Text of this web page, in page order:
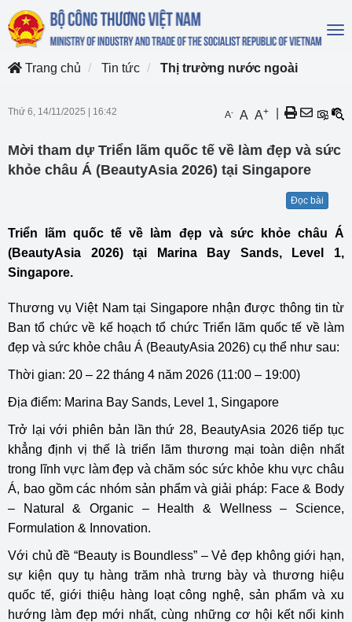
Trang chủ
Tin tức Thị trường nước ngoài
Thứ 6, 14/11/2025 16:42 A- A A+
Mời tham dự Triển lãm quốc tế về làm đẹp và sức
khỏe châu Á (BeautyAsia 2026) tại Singapore
Đọc bài
Triển lãm quốc tế về làm đẹp và sức khỏe châu Á
(BeautyAsia 2026) tại Marina Bay Sands, Level 1,
Singapore.
Thương vụ Việt Nam tại Singapore nhận được thông tin từ
Ban tổ chức về kế hoạch tổ chức Triển lãm quốc tế về làm
đẹp và sức khỏe châu Á (BeautyAsia 2026) cụ thể như sau:
Thời gian: 20 – 22 tháng 4 năm 2026 (11:00 – 19:00)
Địa điểm: Marina Bay Sands, Level 1, Singapore
Trở lại với phiên bản lần thứ 28, BeautyAsia 2026 tiếp tục
khẳng định vị thế là triển lãm thương mại toàn diện nhất
trong lĩnh vực làm đẹp và chăm sóc sức khỏe khu vực châu
Á, bao gồm các nhóm sản phẩm và giải pháp: Face & Body
– Natural & Organic – Health & Wellness – Science,
Formulation & Innovation.
Với chủ đề “Beauty is Boundless” – Vẻ đẹp không giới hạn,
sự kiện quy tụ hàng trăm nhà trưng bày và thương hiệu
quốc tế, giới thiệu hàng loạt công nghệ, sản phẩm và xu
hướng làm đẹp mới nhất, cùng những cơ hội kết nối kinh